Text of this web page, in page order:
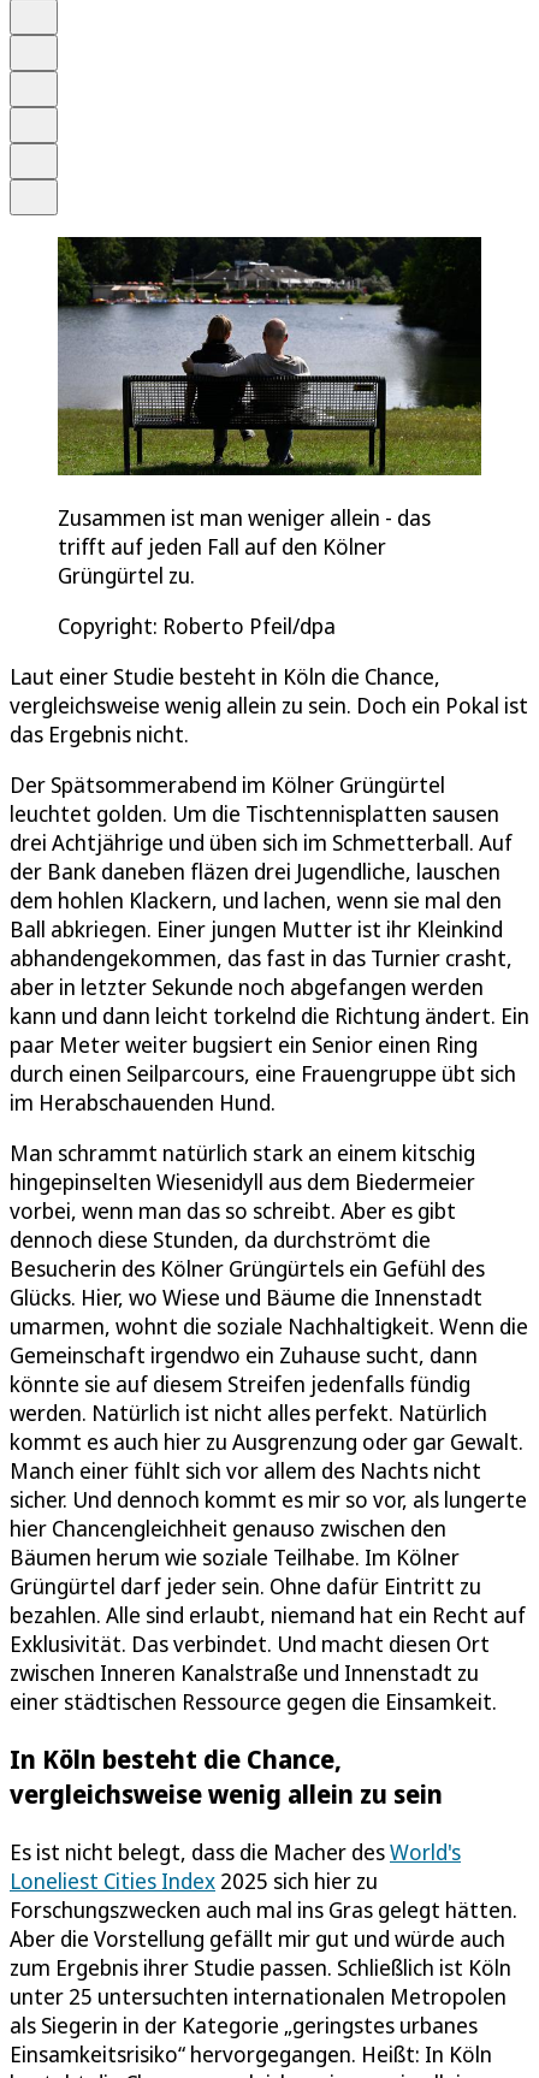
Zusammen ist man weniger allein - das
trifft auf jeden Fall auf den Kölner
Grüngürtel zu.
Copyright: Roberto Pfeil/dpa
Laut einer Studie besteht in Köln die Chance,
vergleichsweise wenig allein zu sein. Doch ein Pokal ist
das Ergebnis nicht.
Der Spätsommerabend im Kölner Grüngürtel
leuchtet golden. Um die Tischtennisplatten sausen
drei Achtjährige und üben sich im Schmetterball. Auf
der Bank daneben fläzen drei Jugendliche, lauschen
dem hohlen Klackern, und lachen, wenn sie mal den
Ball abkriegen. Einer jungen Mutter ist ihr Kleinkind
abhandengekommen, das fast in das Turnier crasht,
aber in letzter Sekunde noch abgefangen werden
kann und dann leicht torkelnd die Richtung ändert. Ein
paar Meter weiter bugsiert ein Senior einen Ring
durch einen Seilparcours, eine Frauengruppe übt sich
im Herabschauenden Hund.
Man schrammt natürlich stark an einem kitschig
hingepinselten Wiesenidyll aus dem Biedermeier
vorbei, wenn man das so schreibt. Aber es gibt
dennoch diese Stunden, da durchströmt die
Besucherin des Kölner Grüngürtels ein Gefühl des
Glücks. Hier, wo Wiese und Bäume die Innenstadt
umarmen, wohnt die soziale Nachhaltigkeit. Wenn die
Gemeinschaft irgendwo ein Zuhause sucht, dann
könnte sie auf diesem Streifen jedenfalls fündig
werden. Natürlich ist nicht alles perfekt. Natürlich
kommt es auch hier zu Ausgrenzung oder gar Gewalt.
Manch einer fühlt sich vor allem des Nachts nicht
sicher. Und dennoch kommt es mir so vor, als lungerte
hier Chancengleichheit genauso zwischen den
Bäumen herum wie soziale Teilhabe. Im Kölner
Grüngürtel darf jeder sein. Ohne dafür Eintritt zu
bezahlen. Alle sind erlaubt, niemand hat ein Recht auf
Exklusivität. Das verbindet. Und macht diesen Ort
zwischen Inneren Kanalstraße und Innenstadt zu
einer städtischen Ressource gegen die Einsamkeit.
In Köln besteht die Chance,
vergleichsweise wenig allein zu sein
Es ist nicht belegt, dass die Macher desWorld's
Loneliest Cities Index 2025 sich hier zu
Forschungszwecken auch mal ins Gras gelegt hätten.
Aber die Vorstellung gefällt mir gut und würde auch
zum Ergebnis ihrer Studie passen. Schließlich ist Köln
unter 25 untersuchten internationalen Metropolen
als Siegerin in der Kategorie „geringstes urbanes
Einsamkeitsrisiko“ hervorgegangen. Heißt: In Köln